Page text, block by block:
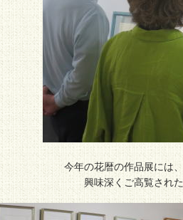
今年の花暦の作品展には
興味深くご高覧され